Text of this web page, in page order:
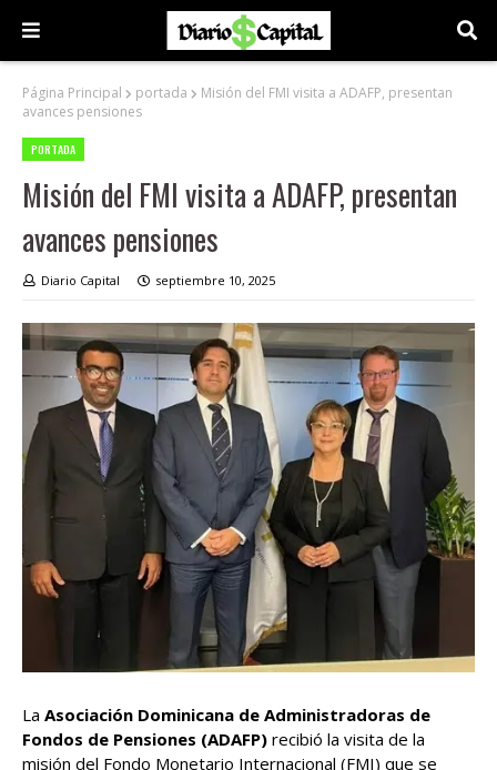
Página Principal portada
Misión del FMI visita a ADAFP, presentan
avances pensiones
PORTADA
Misión del FMI visita a ADAFP, presentan
avances pensiones
Diario Capital septiembre 10, 2025
La Asociación Dominicana de Administradoras de
Fondos de Pensiones (ADAFP) recibió la visita de la
misión del Fondo Monetario Internacional (FMI) que se